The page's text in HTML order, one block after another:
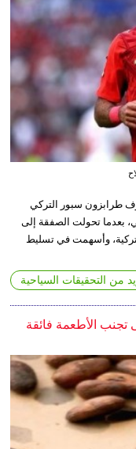
طرابزون سبور التركي
بعدما تحولت الصفقة إلى
وأسهمت في تسليط
من التحقيقات السياحية
تجنب الأطعمة فائقة